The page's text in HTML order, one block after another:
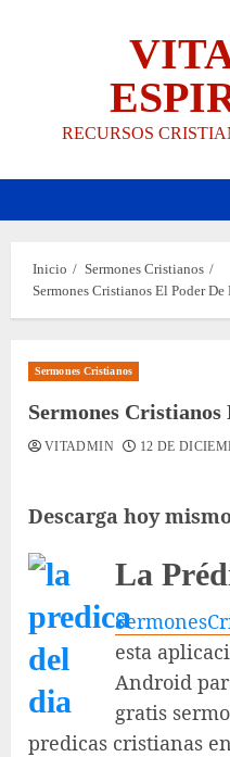
RECURSOS
Inicio
Sermones Cristianos
Sermones Cristianos El Poder De
Sermones Cristianos
Sermones
VITADMIN 12 DE
Descarga hoy
La
esta
Android
gratis
predicas cristianas